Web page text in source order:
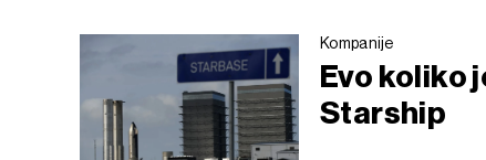
Kompanije
Evo koliko
Starship